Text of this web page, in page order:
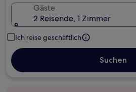
Gäste
2 Reisende, 1 Zimmer
Ich reise geschäftlich
Suchen